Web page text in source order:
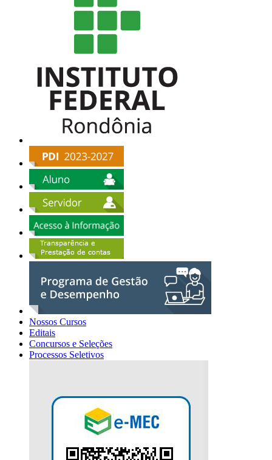
Nossos Cursos
Editais
Concursos e Seleções
Processos Seletivos